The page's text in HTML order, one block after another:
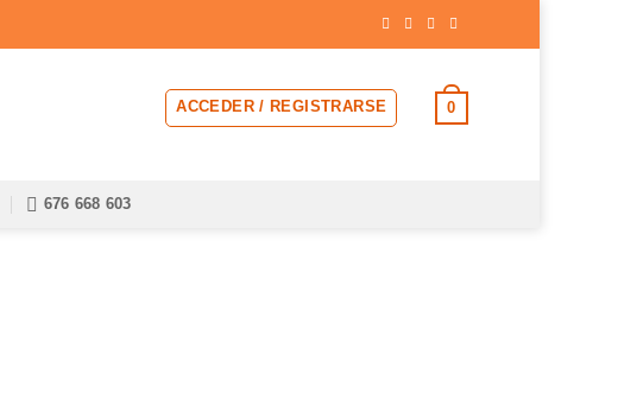
ACCEDER / REGISTRARSE 0
676 668 603